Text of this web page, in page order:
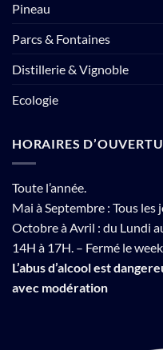
Pineau
Parcs & Fontaines
Distillerie & Vignoble
Ecologie
HORAIRES
Toute l’année.
Mai à Septembre : Tous les
Octobre à Avril : du Lundi
14H à 17H. – Fermé le
L’abus d’alcool est
avec modération